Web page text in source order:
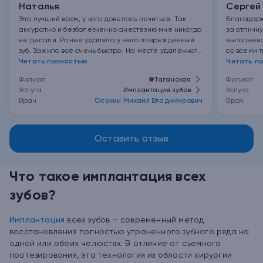
Наталья
Это лучший врач, у кого довелось лечиться. Так
аккуратно и безболезненно анестезию мне никогда
не делали. Ранее удаляла у него поврежденный
зуб. Зажило всё очень быстро. На месте удаленного
зуба решила поставить имплант у него же.
было неприятных ощущений, даже минимальных. У
меня повышенная чувствительность, очень
нервничаю при любых вмешательствах, но с этим
прошла незаметно - никакого дискомфорта.
Читать полностью
Филиал
Таганская
Услуга
Имплантация зубов
Врач
Осокин Михаил Владимирович
Сергей
за
со всеми
друзьям
Читать
Филиал
Услуга
Врач
Оставить отзыв
Что такое имплантация всех
зубов?
Имплантация всех зубов – современный метод
восстановления полностью утраченного зубного ряда на
одной или обеих челюстях. В отличие от съемного
протезирования, эта технология из области хирургии